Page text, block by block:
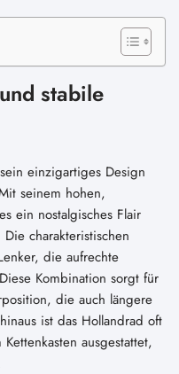
stabile
einzigartiges Design
seinem hohen,
ein nostalgisches Flair
charakteristischen
die aufrechte
Kombination sorgt für
die auch längere
ist das Hollandrad oft
ausgestattet,